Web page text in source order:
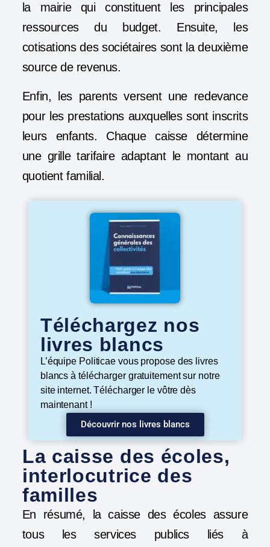
la mairie qui constituent les principales
ressources du budget. Ensuite, les
cotisations des sociétaires sont la deuxième
source de revenus.
Enfin, les parents versent une redevance
pour les prestations auxquelles sont inscrits
leurs enfants. Chaque caisse détermine
une grille tarifaire adaptant le montant au
quotient familial.
Téléchargez nos
livres blancs
L’équipe Politicae vous propose des livres
blancs à télécharger gratuitement sur notre
site internet. Télécharger le vôtre dès
maintenant !
Découvrir nos livres blancs
La caisse des écoles,
interlocutrice des
familles
En résumé, la caisse des écoles assure
tous les services publics liés à